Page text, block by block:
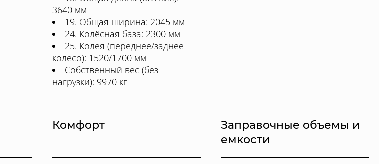
3640 мм
19. Общая ширина: 2045 мм
24. Колёсная база: 2300 мм
25. Колея (переднее/заднее
колесо): 1520/1700 мм
Собственный вес (без
нагрузки): 9970 кг
Комфорт
Заправочные объемы и
емкости